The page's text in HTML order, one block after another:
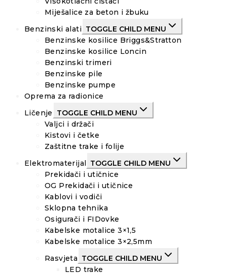
Miješalice za beton i žbuku
Benzinski alati TOGGLE CHILD MENU
Benzinske kosilice Briggs&Stratton
Benzinske kosilice Loncin
Benzinski trimeri
Benzinske pile
Benzinske pumpe
Oprema za radionice
Ličenje
TOGGLE CHILD MENU
Valjci i držači
Kistovi i četke
Zaštitne trake i folije
Elektromaterijal TOGGLE CHILD MENU
Prekidači i utičnice
OG Prekidači i utičnice
Kablovi i vodiči
Sklopna tehnika
Osigurači i FIDovke
Kabelske motalice 3×1,5
Kabelske motalice 3×2,5mm
Rasvjeta TOGGLE CHILD MENU
LED trake